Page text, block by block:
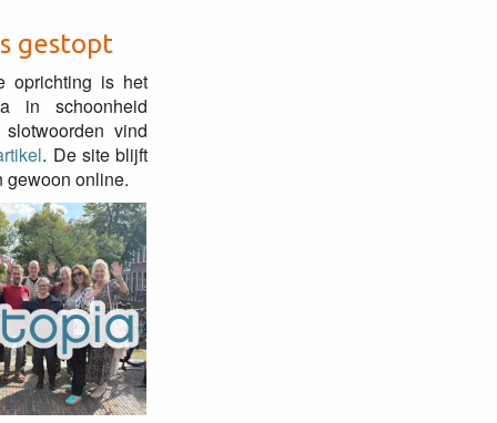
gestopt
oprichting is het
in schoonheid
vind
. De site blijft
gewoon online.